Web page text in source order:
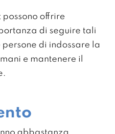
offrire
di seguire tali
di indossare la
e mantenere il